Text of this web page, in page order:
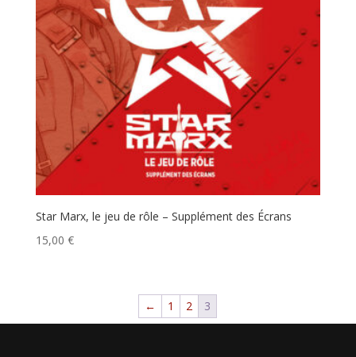
Star Marx, le jeu de rôle – Supplément des Écrans
15,00 €
← 1 2 3